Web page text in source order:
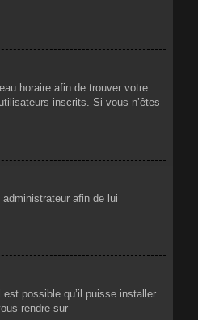
horaire afin de trouver votre
inscrits. Si vous n’êtes
afin de lui
possible qu’il puisse installer
rendre sur